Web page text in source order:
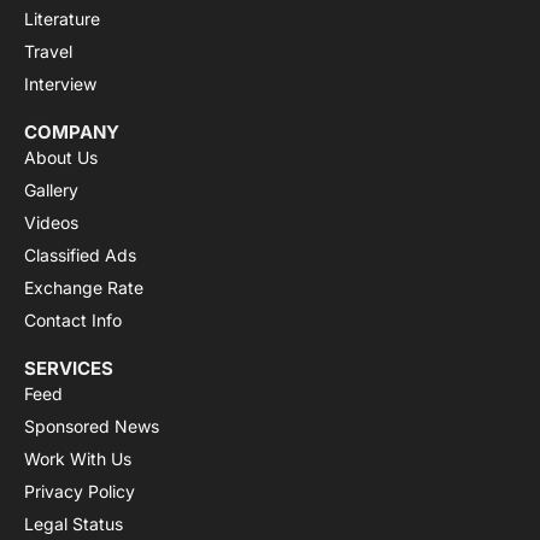
Literature
Travel
Interview
COMPANY
About Us
Gallery
Videos
Classified Ads
Exchange Rate
Contact Info
SERVICES
Feed
Sponsored News
Work With Us
Privacy Policy
Legal Status